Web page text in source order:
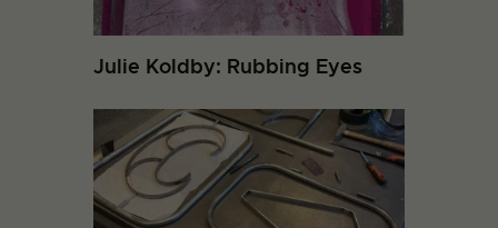
Julie Koldby: Rubbing Eyes